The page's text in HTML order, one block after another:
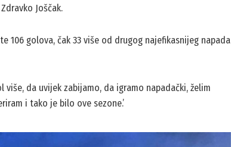
Joščak.
106 golova, čak 33 više od drugog najefikasnijeg napada
da uvijek zabijamo, da igramo napadački, želim
i tako je bilo ove sezone.’